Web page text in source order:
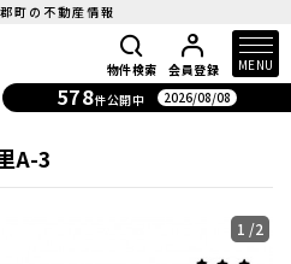
町の不動産情報
MENU
物件検索 会員登録
578件公開中 2026/08/08
A-3
1 /2